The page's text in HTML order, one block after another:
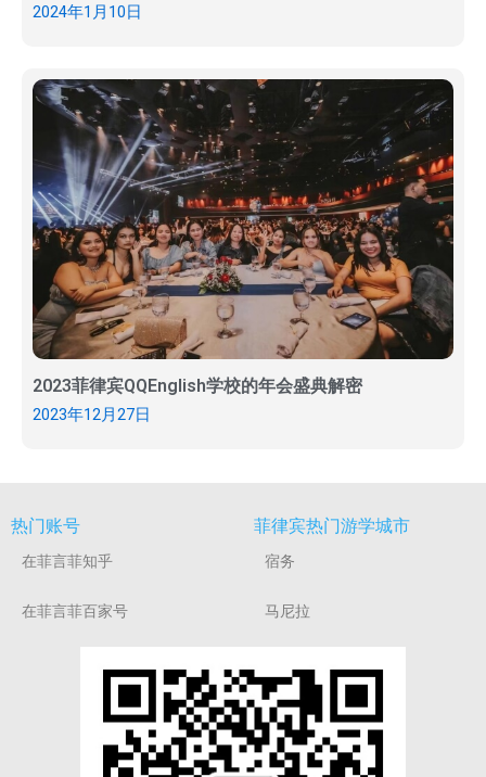
2024年1月10日
2023菲律宾QQEnglish学校的年会盛典解密
2023年12月27日
热门账号
在菲言菲知乎
在菲言菲百家号
菲律宾热门游学城市
宿务
马尼拉